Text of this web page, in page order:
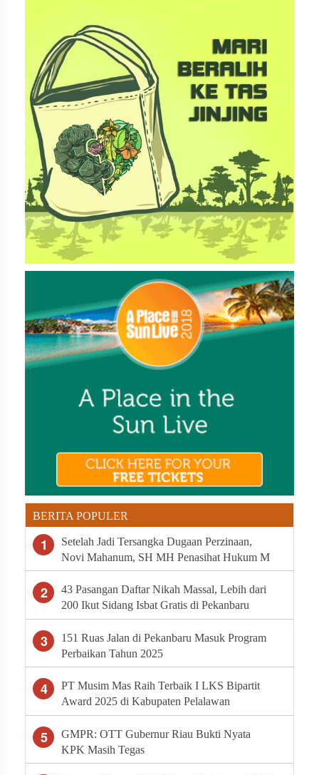
BERITA POPULER
1
Setelah Jadi Tersangka Dugaan Perzinaan,
Novi Mahanum, SH MH Penasihat Hukum M
Minta Polda Riau Segera Tahan Arifman
Syahputra
2
43 Pasangan Daftar Nikah Massal, Lebih dari
200 Ikut Sidang Isbat Gratis di Pekanbaru
3
151 Ruas Jalan di Pekanbaru Masuk Program
Perbaikan Tahun 2025
4
PT Musim Mas Raih Terbaik I LKS Bipartit
Award 2025 di Kabupaten Pelalawan
5
GMPR: OTT Gubernur Riau Bukti Nyata
KPK Masih Tegas